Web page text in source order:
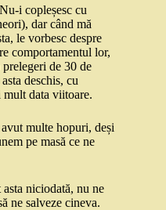
i copleșesc cu
dar când mă
le vorbesc despre
comportamentul lor,
de 30 de
deschis, cu
mult data viitoare.
multe hopuri, deși
pe masă ce ne
niciodată, nu ne
ne salveze cineva.